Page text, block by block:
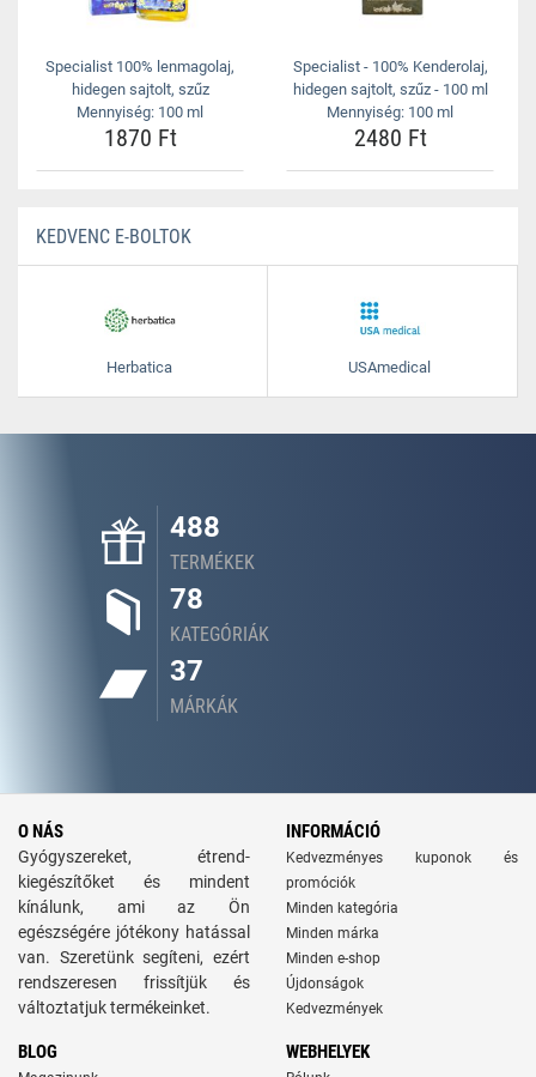
Specialist 100% lenmagolaj,
hidegen sajtolt, szűz
Mennyiség: 100 ml
1870 Ft
Specialist - 100% Kenderolaj,
hidegen sajtolt, szűz - 100 ml
Mennyiség: 100 ml
2480 Ft
KEDVENC E-BOLTOK
Herbatica USAmedical
488
TERMÉKEK
78
KATEGÓRIÁK
37
MÁRKÁK
O NÁS
Gyógyszereket, étrend-
kiegészítőket és mindent
kínálunk, ami az Ön
egészségére jótékony hatással
van. Szeretünk segíteni, ezért
rendszeresen frissítjük és
változtatjuk termékeinket.
INFORMÁCIÓ
Kedvezményes kuponok és
promóciók
Minden kategória
Minden márka
Minden e-shop
Újdonságok
Kedvezmények
BLOG WEBHELYEK